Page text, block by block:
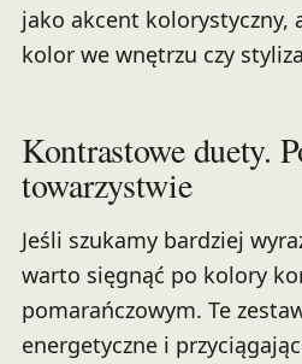
jako akcent kolorystyczny,
kolor we wnętrzu czy
Kontrastowe duety.
towarzystwie
Jeśli szukamy bardziej
warto sięgnąć po kolory
pomarańczowym. Te
energetyczne i